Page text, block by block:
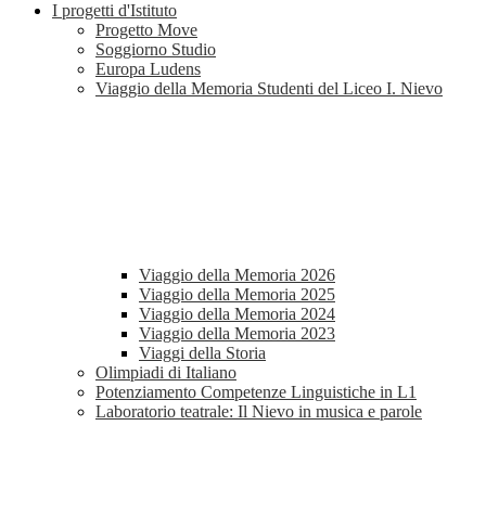
I progetti d'Istituto
Progetto Move
Soggiorno Studio
Europa Ludens
Viaggio della Memoria Studenti del Liceo I. Nievo
Viaggio della Memoria 2026
Viaggio della Memoria 2025
Viaggio della Memoria 2024
Viaggio della Memoria 2023
Viaggi della Storia
Olimpiadi di Italiano
Potenziamento Competenze Linguistiche in L1
Laboratorio teatrale: Il Nievo in musica e parole